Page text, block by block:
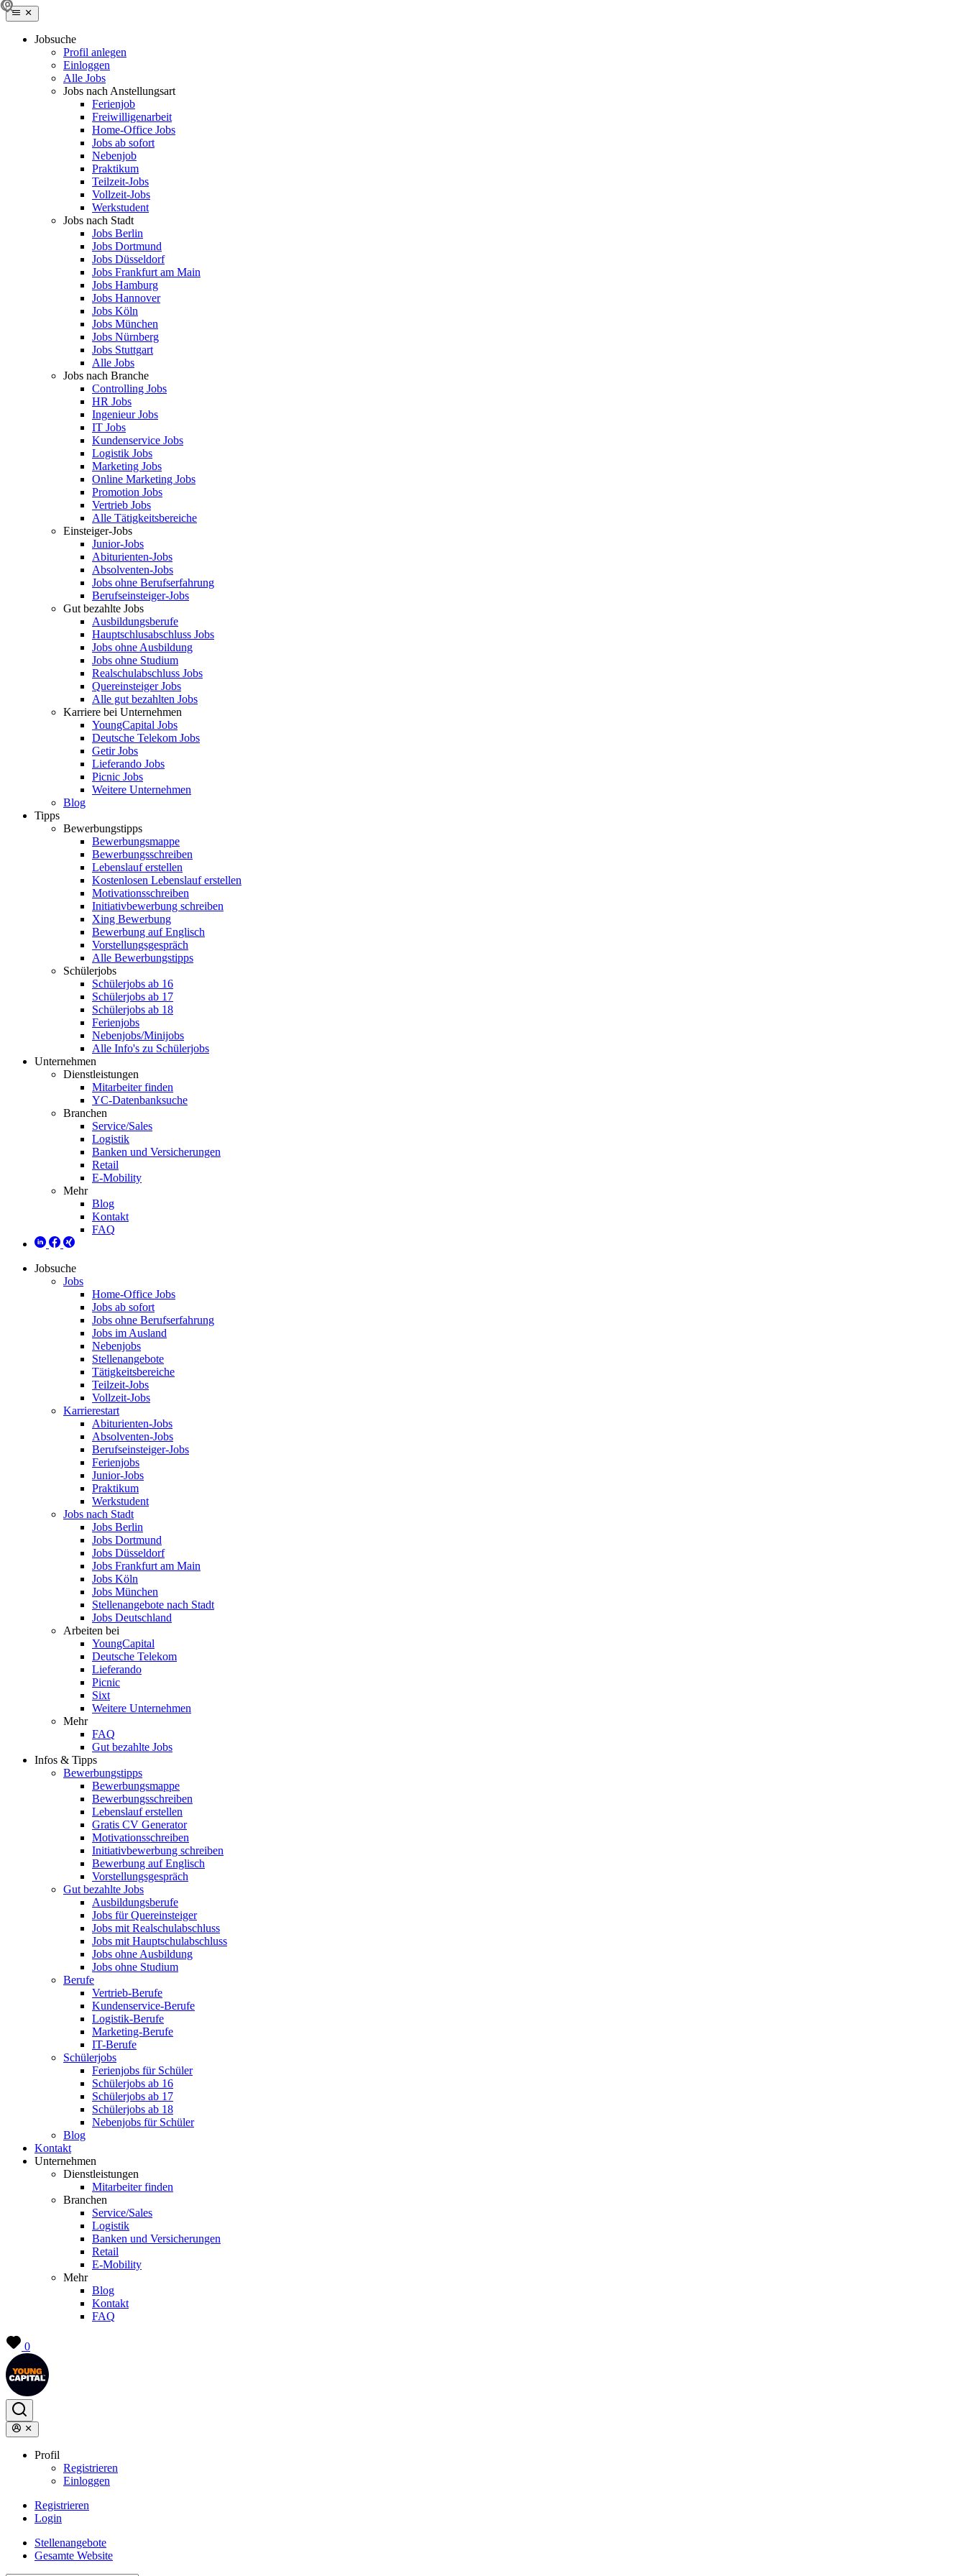
Jobsuche
Profil anlegen
Einloggen
Alle Jobs
Jobs nach Anstellungsart
Ferienjob
Freiwilligenarbeit
Home-Office Jobs
Jobs ab sofort
Nebenjob
Praktikum
Teilzeit-Jobs
Vollzeit-Jobs
Werkstudent
Jobs nach Stadt
Jobs Berlin
Jobs Dortmund
Jobs Düsseldorf
Jobs Frankfurt am Main
Jobs Hamburg
Jobs Hannover
Jobs Köln
Jobs München
Jobs Nürnberg
Jobs Stuttgart
Alle Jobs
Jobs nach Branche
Controlling Jobs
HR Jobs
Ingenieur Jobs
IT Jobs
Kundenservice Jobs
Logistik Jobs
Marketing Jobs
Online Marketing Jobs
Promotion Jobs
Vertrieb Jobs
Alle Tätigkeitsbereiche
Einsteiger-Jobs
Junior-Jobs
Abiturienten-Jobs
Absolventen-Jobs
Jobs ohne Berufserfahrung
Berufseinsteiger-Jobs
Gut bezahlte Jobs
Ausbildungsberufe
Hauptschlusabschluss Jobs
Jobs ohne Ausbildung
Jobs ohne Studium
Realschulabschluss Jobs
Quereinsteiger Jobs
Alle gut bezahlten Jobs
Karriere bei Unternehmen
YoungCapital Jobs
Deutsche Telekom Jobs
Getir Jobs
Lieferando Jobs
Picnic Jobs
Weitere Unternehmen
Blog
Tipps
Bewerbungstipps
Bewerbungsmappe
Bewerbungsschreiben
Lebenslauf erstellen
Kostenlosen Lebenslauf erstellen
Motivationsschreiben
Initiativbewerbung schreiben
Xing Bewerbung
Bewerbung auf Englisch
Vorstellungsgespräch
Alle Bewerbungstipps
Schülerjobs
Schülerjobs ab 16
Schülerjobs ab 17
Schülerjobs ab 18
Ferienjobs
Nebenjobs/Minijobs
Alle Info's zu Schülerjobs
Unternehmen
Dienstleistungen
Mitarbeiter finden
YC-Datenbanksuche
Branchen
Service/Sales
Logistik
Banken und Versicherungen
Retail
E-Mobility
Mehr
Blog
Kontakt
FAQ
Jobsuche
Jobs
Home-Office Jobs
Jobs ab sofort
Jobs ohne Berufserfahrung
Jobs im Ausland
Nebenjobs
Stellenangebote
Tätigkeitsbereiche
Teilzeit-Jobs
Vollzeit-Jobs
Karrierestart
Abiturienten-Jobs
Absolventen-Jobs
Berufseinsteiger-Jobs
Ferienjobs
Junior-Jobs
Praktikum
Werkstudent
Jobs nach Stadt
Jobs Berlin
Jobs Dortmund
Jobs Düsseldorf
Jobs Frankfurt am Main
Jobs Köln
Jobs München
Stellenangebote nach Stadt
Jobs Deutschland
Arbeiten bei
YoungCapital
Deutsche Telekom
Lieferando
Picnic
Sixt
Weitere Unternehmen
Mehr
FAQ
Gut bezahlte Jobs
Infos & Tipps
Bewerbungstipps
Bewerbungsmappe
Bewerbungsschreiben
Lebenslauf erstellen
Gratis CV Generator
Motivationsschreiben
Initiativbewerbung schreiben
Bewerbung auf Englisch
Vorstellungsgespräch
Gut bezahlte Jobs
Ausbildungsberufe
Jobs für Quereinsteiger
Jobs mit Realschulabschluss
Jobs mit Hauptschulabschluss
Jobs ohne Ausbildung
Jobs ohne Studium
Berufe
Vertrieb-Berufe
Kundenservice-Berufe
Logistik-Berufe
Marketing-Berufe
IT-Berufe
Schülerjobs
Ferienjobs für Schüler
Schülerjobs ab 16
Schülerjobs ab 17
Schülerjobs ab 18
Nebenjobs für Schüler
Blog
Kontakt
Unternehmen
Dienstleistungen
Mitarbeiter finden
Branchen
Service/Sales
Logistik
Banken und Versicherungen
Retail
E-Mobility
Mehr
Blog
Kontakt
FAQ
0
Profil
Registrieren
Einloggen
Registrieren
Login
Stellenangebote
Gesamte Website